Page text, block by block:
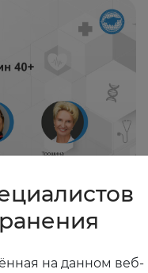
женщин 40+
на данном веб-